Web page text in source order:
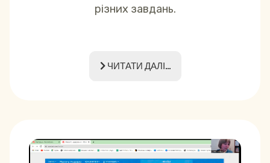
різних завдань.
ЧИТАТИ ДАЛІ...